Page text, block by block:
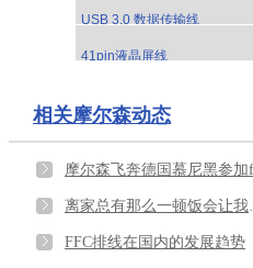
USB 3.0 数据传输线
41pin液晶屏线
相关摩尔森动态
离家总
FFC排线在国内的发展趋势